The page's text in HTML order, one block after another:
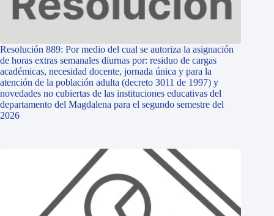
Resolución 889: Por medio del cual se autoriza la asignación
de horas extras semanales diurnas por: residuo de cargas
académicas, necesidad docente, jornada única y para la
atención de la población adulta (decreto 3011 de 1997) y
novedades no cubiertas de las instituciones educativas del
departamento del Magdalena para el segundo semestre del
2026